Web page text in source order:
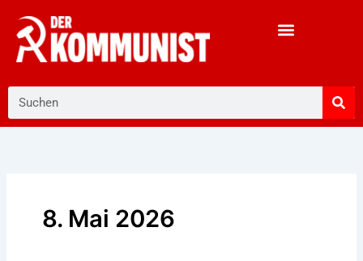
Inhalt
springen
8. Mai 2026